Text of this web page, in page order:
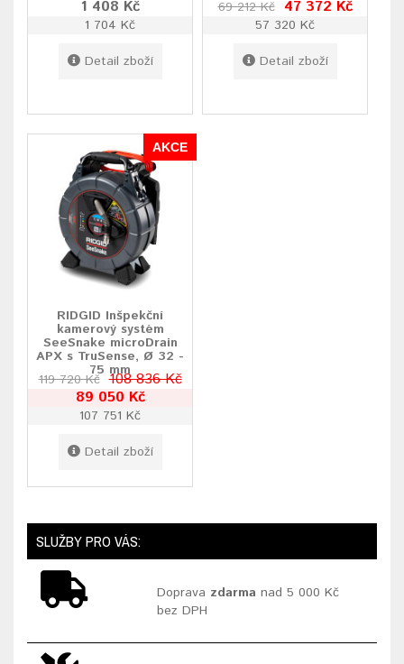
1 408 Kč
1 704 Kč
Detail zboží
69 212 Kč 47 372 Kč
57 320 Kč
Detail zboží
AKCE
RIDGID Inšpekční
kamerový systém
SeeSnake microDrain
APX s TruSense, Ø 32 -
75 mm
119 720 Kč 108 836 Kč
89 050 Kč
107 751 Kč
Detail zboží
SLUŽBY PRO VÁS:
Doprava zdarma nad 5 000 Kč
bez DPH